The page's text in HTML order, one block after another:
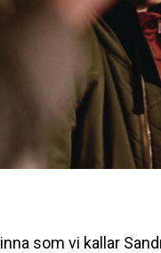
som vi kallar